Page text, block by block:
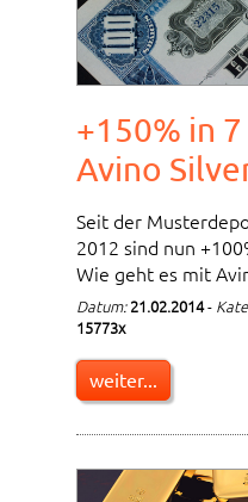
+150% in
Avino
Seit der
2012 sind nun
Wie geht es mit
Datum: 21.02.2014-
15773x
weiter...